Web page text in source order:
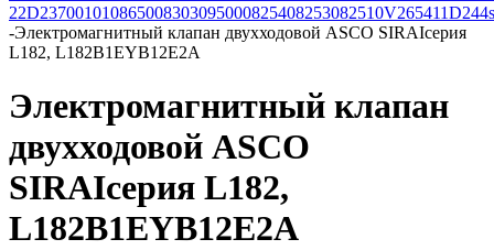
22D237001010865008303095000825408253082510V265411D244s
-Электромагнитный клапан двухходовой ASCO SIRAIсерия
L182, L182B1EYB12E2A
Электромагнитный клапан
двухходовой ASCO
SIRAIсерия L182,
L182B1EYB12E2A